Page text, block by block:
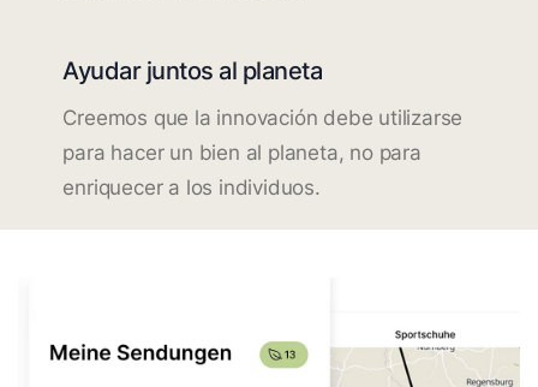
Ayudar juntos al planeta
Creemos que la innovación debe utilizarse
para hacer un bien al planeta, no para
enriquecer a los individuos.